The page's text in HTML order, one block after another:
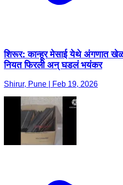
शिरूर: कान्हूर मेसाई येथे अंगणात
नियत फिरली अन् घडलं भयंकर
Shirur, Pune | Feb 19, 2026